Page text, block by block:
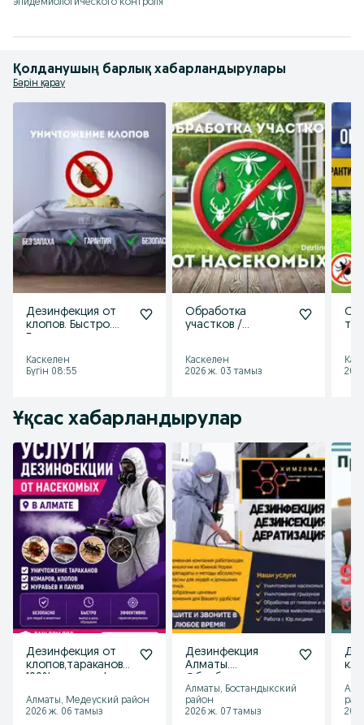
эпидемиологического контроля
Қолданушың барлық хабарландырулары
Бәрін қарау
Дезинфекция от
клопов. Быстро.
Каскелен
Бүгін 08:55
Обработка
участков /
Каскелен
2026 ж. 03 тамыз
Ұқсас хабарландырулар
Дезинфекция от
клопов,тараканов
Алматы, Медеуский район
2026 ж. 06 тамыз
Дезинфекция
Алматы.
клопов и других
насекомых.
Алматы, Бостандыкский
район
2026 ж. 07 тамыз